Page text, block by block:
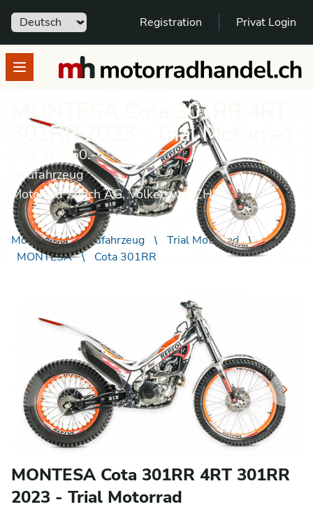
Sprache Registration Privat Login
Open menumotorradhandel.ch
MONTESA Cota 301RR 4RT
301RR 2023 - Trial Motorrad
CHF 10’250.-
Neufahrzeug
Motorrad Zürich AG, Volketswil (ZH)
Motorrad Neufahrzeug
Trial Motorrad
MONTESA
Cota 301RR
MONTESA Cota 301RR 4RT 301RR
2023 - Trial Motorrad